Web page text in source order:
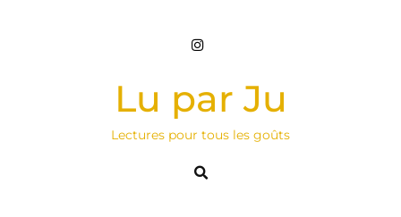
Lu par Ju
Lectures pour tous les goûts